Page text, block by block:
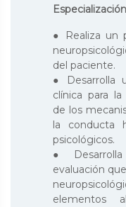
● Realiza un
del paciente.
● Desarrolla
clínica para
de los
la conducta
psicológicos.
●
evaluación
elementos